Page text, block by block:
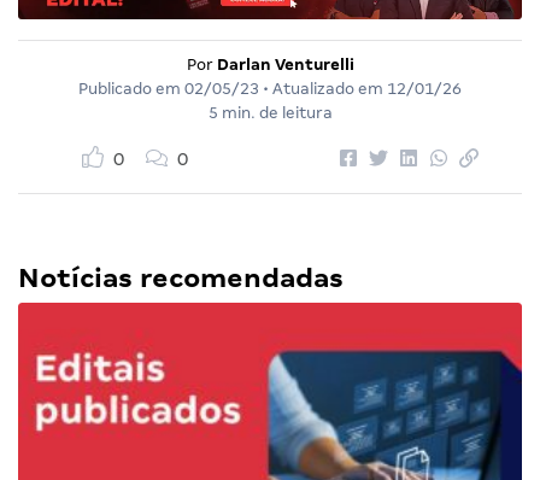
Por Darlan Venturelli
Publicado em 02/05/23 • Atualizado em 12/01/26
5 min. de leitura
0 0
Notícias recomendadas